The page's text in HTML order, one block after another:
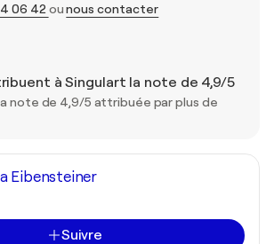
06 42 ounous contacter
à Singulart la note de 4,9/5
note de 4,9/5 attribuée par plus de
Eibensteiner
Suivre